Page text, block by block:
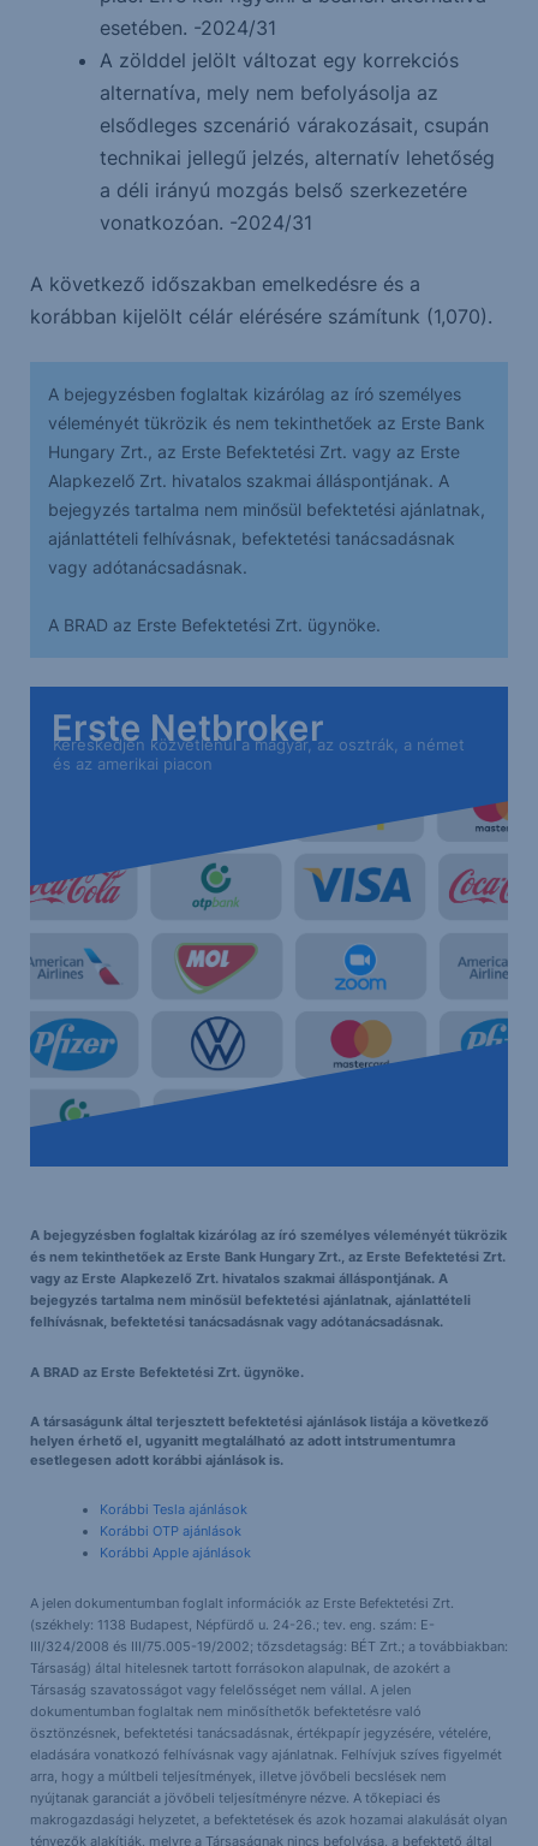
esetében. -2024/31
A zölddel jelölt változat egy korrekciós
alternatíva, mely nem befolyásolja az
elsődleges szcenárió várakozásait, csupán
technikai jellegű jelzés, alternatív lehetőség
a déli irányú mozgás belső szerkezetére
vonatkozóan. -2024/31
A következő időszakban emelkedésre és a
korábban kijelölt célár elérésére számítunk (1,070).
A bejegyzésben foglaltak kizárólag az író személyes
véleményét tükrözik és nem tekinthetőek az Erste Bank
Hungary Zrt., az Erste Befektetési Zrt. vagy az Erste
Alapkezelő Zrt. hivatalos szakmai álláspontjának. A
bejegyzés tartalma nem minősül befektetési ajánlatnak,
ajánlattételi felhívásnak, befektetési tanácsadásnak
vagy adótanácsadásnak.
A BRAD az Erste Befektetési Zrt. ügynöke.
Erste Netbroker
Kereskedjen közvetlenül a magyar, az osztrák, a német
A bejegyzésben foglaltak kizárólag az író személyes véleményét tükrözik
és nem tekinthetőek az Erste Bank Hungary Zrt., az Erste Befektetési Zrt.
vagy az Erste Alapkezelő Zrt. hivatalos szakmai álláspontjának. A
bejegyzés tartalma nem minősül befektetési ajánlatnak, ajánlattételi
felhívásnak, befektetési tanácsadásnak vagy adótanácsadásnak.
A BRAD az Erste Befektetési Zrt. ügynöke.
A társaságunk által terjesztett befektetési ajánlások listája a következő
helyen érhető el, ugyanitt megtalálható az adott intstrumentumra
esetlegesen adott korábbi ajánlások is.
Korábbi Tesla ajánlások
Korábbi OTP ajánlások
Korábbi Apple ajánlások
A jelen dokumentumban foglalt információk az Erste Befektetési Zrt.
(székhely: 1138 Budapest, Népfürdő u. 24-26.; tev. eng. szám: E-
III/324/2008 és III/75.005-19/2002; tőzsdetagság: BÉT Zrt.; a továbbiakban:
Társaság) által hitelesnek tartott forrásokon alapulnak, de azokért a
Társaság szavatosságot vagy felelősséget nem vállal. A jelen
dokumentumban foglaltak nem minősíthetők befektetésre való
ösztönzésnek, befektetési tanácsadásnak, értékpapír jegyzésére, vételére,
eladására vonatkozó felhívásnak vagy ajánlatnak. Felhívjuk szíves figyelmét
arra, hogy a múltbeli teljesítmények, illetve jövőbeli becslések nem
nyújtanak garanciát a jövőbeli teljesítményre nézve. A tőkepiaci és
makrogazdasági helyzetet, a befektetések és azok hozamai alakulását olyan
tényezők alakítják, melyre a Társaságnak nincs befolyása, a befektető által